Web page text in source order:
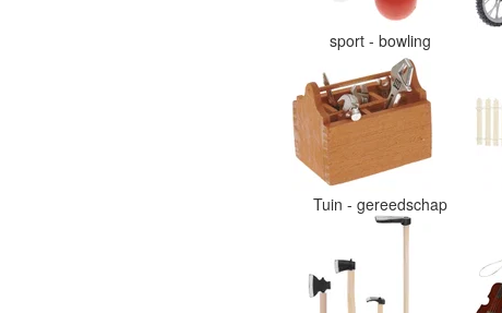
sport - bowling
Tuin - gereedschap